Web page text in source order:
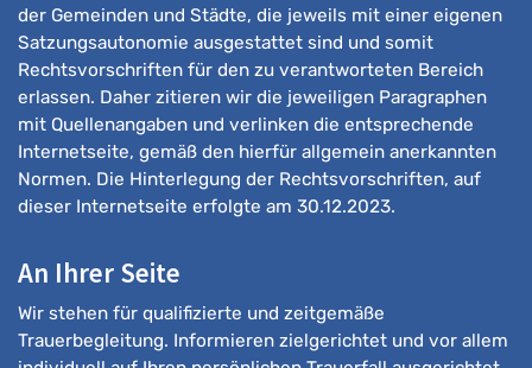
der Gemeinden und Städte, die jeweils mit einer eigenen
Satzungsautonomie ausgestattet sind und somit
Rechtsvorschriften für den zu verantworteten Bereich
erlassen. Daher zitieren wir die jeweiligen Paragraphen
mit Quellenangaben und verlinken die entsprechende
Internetseite, gemäß den hierfür allgemein anerkannten
Normen. Die Hinterlegung der Rechtsvorschriften, auf
dieser Internetseite erfolgte am 30.12.2023.
An Ihrer Seite
Wir stehen für qualifizierte und zeitgemäße
Trauerbegleitung. Informieren zielgerichtet und vor allem